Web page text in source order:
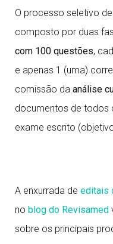
O processo seletivo de
composto por duas
com 100 questões,
e apenas 1 (uma)
comissão da análise
documentos de todos
exame escrito
A enxurrada de editais
no blog do Revisamed
sobre os principais